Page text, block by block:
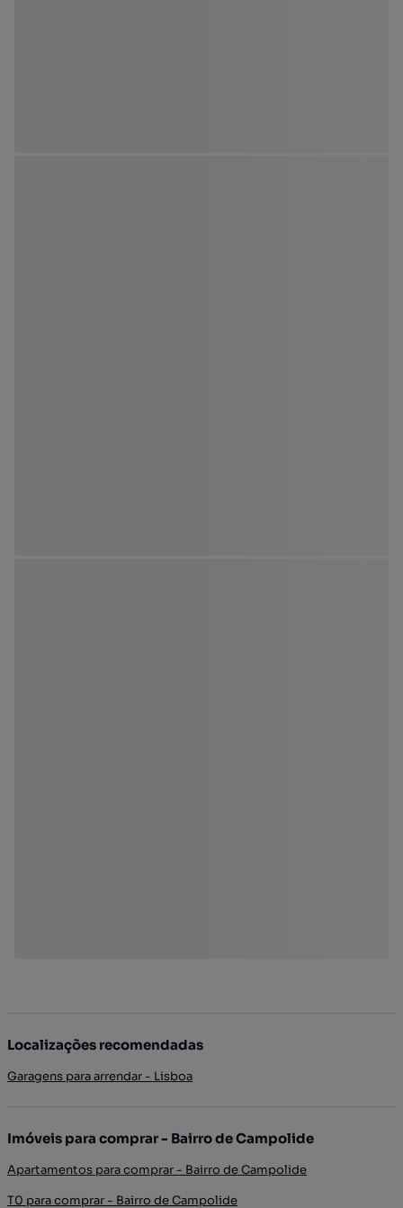
Localizações recomendadas
Garagens para arrendar - Lisboa
Imóveis para comprar - Bairro de Campolide
Apartamentos para comprar - Bairro de Campolide
T0 para comprar - Bairro de Campolide